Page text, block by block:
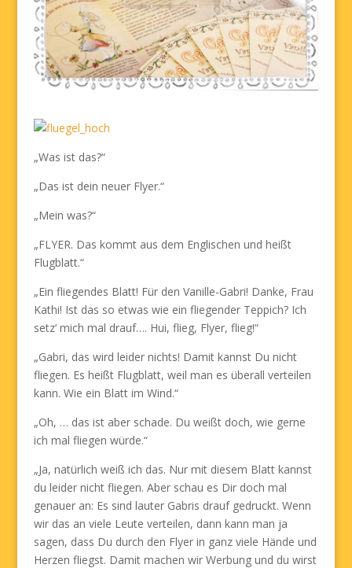
„Was ist das?“
„Das ist dein neuer Flyer.“
„Mein was?“
„FLYER. Das kommt aus dem Englischen und heißt
Flugblatt.“
„Ein fliegendes Blatt! Für den Vanille-Gabri! Danke, Frau
Kathi! Ist das so etwas wie ein fliegender Teppich? Ich
setz‘ mich mal drauf…. Hui, flieg, Flyer, flieg!“
„Gabri, das wird leider nichts! Damit kannst Du nicht
fliegen. Es heißt Flugblatt, weil man es überall verteilen
kann. Wie ein Blatt im Wind.“
„Oh, … das ist aber schade. Du weißt doch, wie gerne
ich mal fliegen würde.“
„Ja, natürlich weiß ich das. Nur mit diesem Blatt kannst
du leider nicht fliegen. Aber schau es Dir doch mal
genauer an: Es sind lauter Gabris drauf gedruckt. Wenn
wir das an viele Leute verteilen, dann kann man ja
sagen, dass Du durch den Flyer in ganz viele Hände und
Herzen fliegst. Damit machen wir Werbung und du wirst